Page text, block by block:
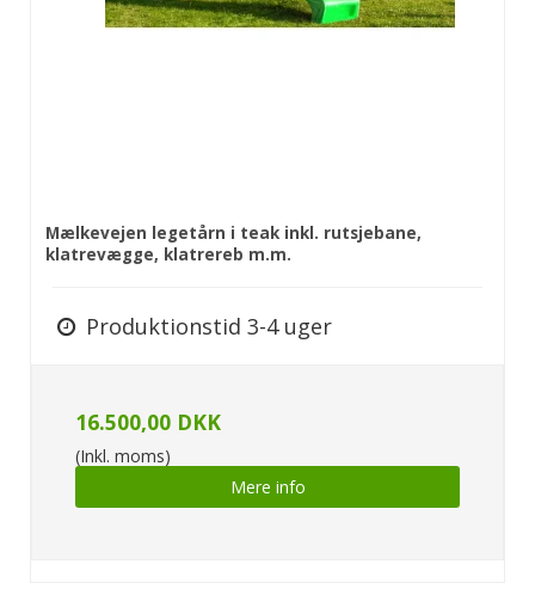
Mælkevejen legetårn i teak inkl. rutsjebane,
klatrevægge, klatrereb m.m.
Produktionstid 3-4 uger
16.500,00 DKK
(Inkl. moms)
Mere info